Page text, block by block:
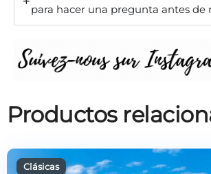
para hacer una pregunta antes de
Productos